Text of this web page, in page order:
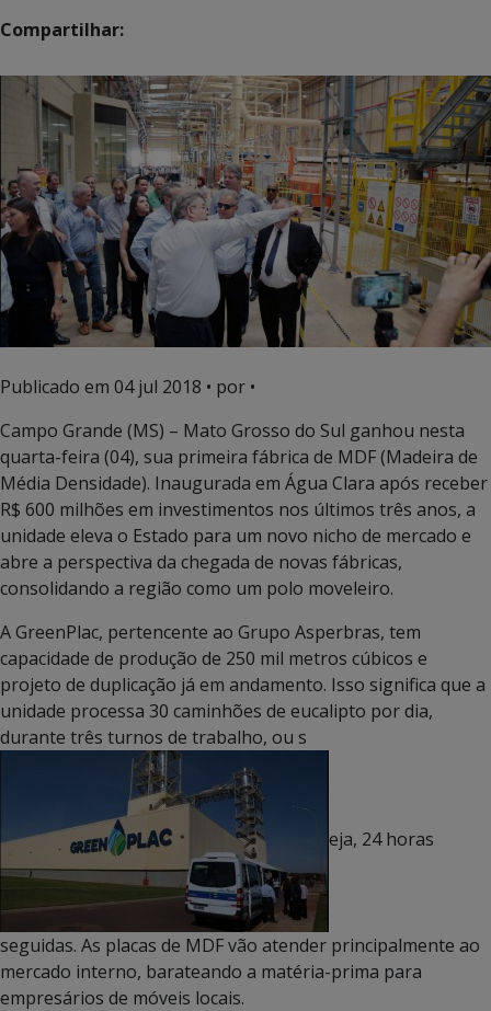
Compartilhar:
Publicado em 04 jul 2018 • por •
Campo Grande (MS) – Mato Grosso do Sul ganhou nesta
quarta-feira (04), sua primeira fábrica de MDF (Madeira de
Média Densidade). Inaugurada em Água Clara após receber
R$ 600 milhões em investimentos nos últimos três anos, a
unidade eleva o Estado para um novo nicho de mercado e
abre a perspectiva da chegada de novas fábricas,
consolidando a região como um polo moveleiro.
A GreenPlac, pertencente ao Grupo Asperbras, tem
capacidade de produção de 250 mil metros cúbicos e
projeto de duplicação já em andamento. Isso significa que a
unidade processa 30 caminhões de eucalipto por dia,
durante três turnos de trabalho, ou s
eja, 24 horas
seguidas. As placas de MDF vão atender principalmente ao
mercado interno, barateando a matéria-prima para
empresários de móveis locais.